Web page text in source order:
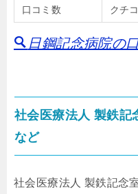
口コミ数 クチ
日鋼記念病院の
社会医療法人 製鉄記
など
社会医療法人 製鉄記念